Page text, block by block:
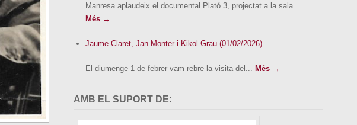
Manresa aplaudeix el documental Plató 3, projectat a la sala...
Més →
Jaume Claret, Jan Monter i Kikol Grau (01/02/2026)
El diumenge 1 de febrer vam rebre la visita del... Més →
AMB EL SUPORT DE: